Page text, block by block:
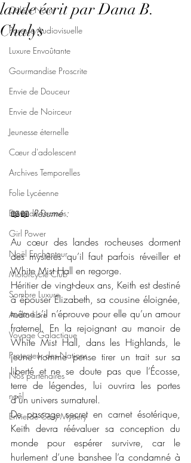
Colère Noire
Paresse Audiovisuelle
Luxure Envoûtante
Gourmandise Proscrite
Envie de Douceur
Envie de Noirceur
Jeunesse éternelle
Cœur d'adolescent
Archives Temporelles
Folie Lycéenne
Envie de Drames
Girl Power
Noël Enchanteur
Motorcycle Club
Sombre Luxure
Audio libre
Voyage Galactique
Protecteur des Nations
Nos partenaires
noêl
Envie de Cosy Mystery
lande écrit par Dana B.
Chalys
📖📖 Résumé :
Au cœur des landes rocheuses dorment
des mystères qu’il faut parfois réveiller et
White Mist Hall en regorge.
Héritier de vingt-deux ans, Keith est destiné
à épouser Elizabeth, sa cousine éloignée,
même s’il n’éprouve pour elle qu’un amour
fraternel. En la rejoignant au manoir de
White Mist Hall, dans les Highlands, le
jeune homme pense tirer un trait sur sa
liberté et ne se doute pas que l’Écosse,
terre de légendes, lui ouvrira les portes
d’un univers surnaturel.
De passage secret en carnet ésotérique,
Keith devra réévaluer sa conception du
monde pour espérer survivre, car le
hurlement d’une banshee l’a condamné à